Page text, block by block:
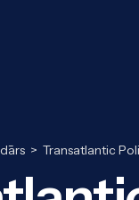
> Transatlantic